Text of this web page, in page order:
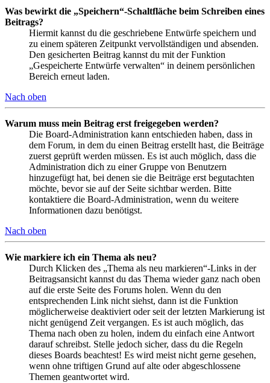
Was bewirkt die „Speichern“-Schaltfläche beim Schreiben eines
Beitrags?
Hiermit kannst du die geschriebene Entwürfe speichern und
zu einem späteren Zeitpunkt vervollständigen und absenden.
Den gesicherten Beitrag kannst du mit der Funktion
„Gespeicherte Entwürfe verwalten“ in deinem persönlichen
Bereich erneut laden.
Nach oben
Warum muss mein Beitrag erst freigegeben werden?
Die Board-Administration kann entschieden haben, dass in
dem Forum, in dem du einen Beitrag erstellt hast, die Beiträge
zuerst geprüft werden müssen. Es ist auch möglich, dass die
Administration dich zu einer Gruppe von Benutzern
hinzugefügt hat, bei denen sie die Beiträge erst begutachten
möchte, bevor sie auf der Seite sichtbar werden. Bitte
kontaktiere die Board-Administration, wenn du weitere
Informationen dazu benötigst.
Nach oben
Wie markiere ich ein Thema als neu?
Durch Klicken des „Thema als neu markieren“-Links in der
Beitragsansicht kannst du das Thema wieder ganz nach oben
auf die erste Seite des Forums holen. Wenn du den
entsprechenden Link nicht siehst, dann ist die Funktion
möglicherweise deaktiviert oder seit der letzten Markierung ist
nicht genügend Zeit vergangen. Es ist auch möglich, das
Thema nach oben zu holen, indem du einfach eine Antwort
darauf schreibst. Stelle jedoch sicher, dass du die Regeln
dieses Boards beachtest! Es wird meist nicht gerne gesehen,
wenn ohne triftigen Grund auf alte oder abgeschlossene
Themen geantwortet wird.